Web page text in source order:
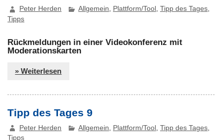
Peter Herden Allgemein, Plattform/Tool ,Tipp des Tages,
Tipps
Rückmeldungen in einer Videokonferenz mit
Moderationskarten
» Weiterlesen
Tipp des Tages 9
Peter Herden Allgemein, Plattform/Tool ,Tipp des Tages,
Tipps